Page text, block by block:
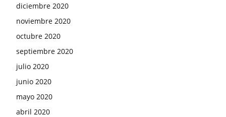
diciembre 2020
noviembre 2020
octubre 2020
septiembre 2020
julio 2020
junio 2020
mayo 2020
abril 2020